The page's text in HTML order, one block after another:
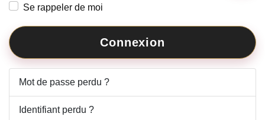
Se rappeler de moi
Connexion
Mot de passe perdu ?
Identifiant perdu ?